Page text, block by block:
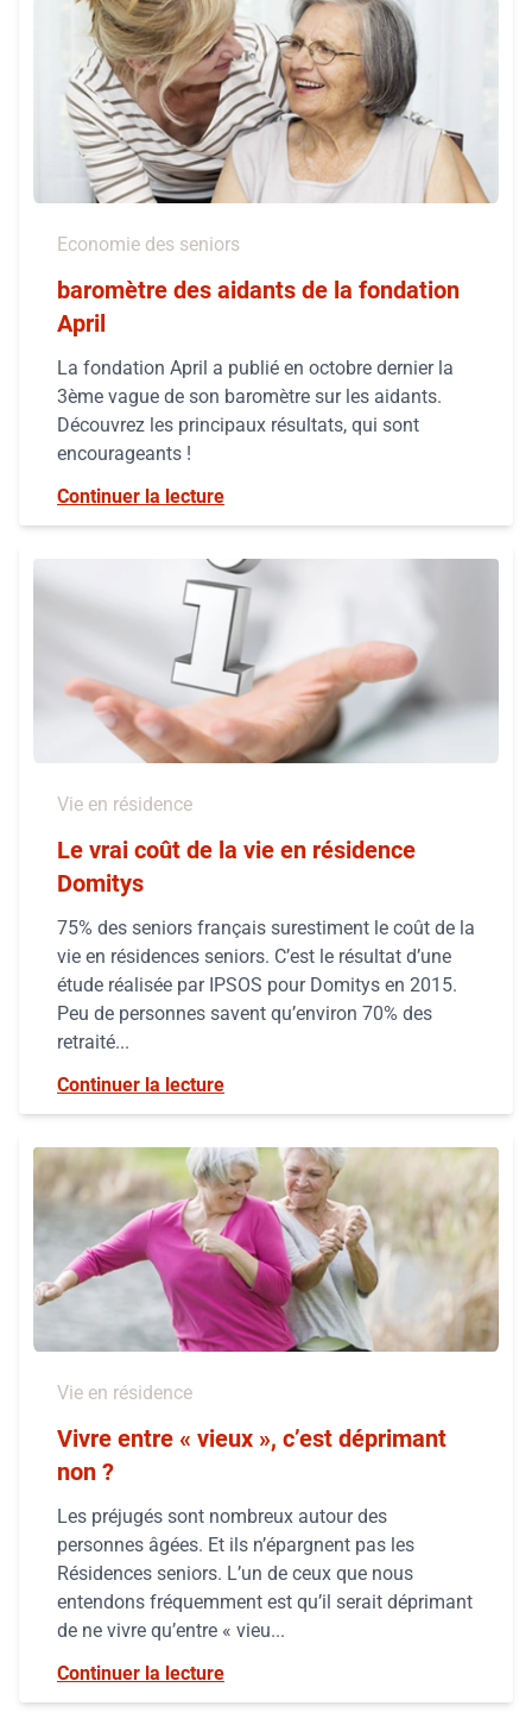
Economie des seniors
baromètre des aidants de la fondation
April
La fondation April a publié en octobre dernier la
3ème vague de son baromètre sur les aidants.
Découvrez les principaux résultats, qui sont
encourageants !
Continuer la lecture
Vie en résidence
Le vrai coût de la vie en résidence
Domitys
75% des seniors français surestiment le coût de la
vie en résidences seniors. C’est le résultat d’une
étude réalisée par IPSOS pour Domitys en 2015.
Peu de personnes savent qu’environ 70% des
retraité...
Continuer la lecture
Vie en résidence
Vivre entre « vieux », c’est déprimant
non ?
Les préjugés sont nombreux autour des
personnes âgées. Et ils n’épargnent pas les
Résidences seniors. L’un de ceux que nous
entendons fréquemment est qu’il serait déprimant
de ne vivre qu’entre « vieu...
Continuer la lecture